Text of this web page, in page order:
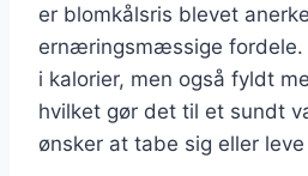
er blomkålsris blevet
ernæringsmæssige fordele.
i kalorier, men også fyldt
hvilket gør det til et sundt
ønsker at tabe sig eller